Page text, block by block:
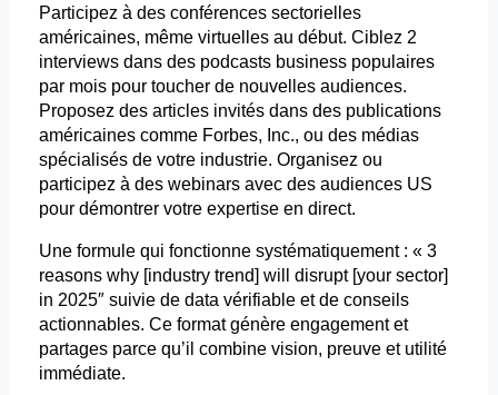
Participez à des conférences sectorielles
américaines, même virtuelles au début. Ciblez 2
interviews dans des podcasts business populaires
par mois pour toucher de nouvelles audiences.
Proposez des articles invités dans des publications
américaines comme Forbes, Inc., ou des médias
spécialisés de votre industrie. Organisez ou
participez à des webinars avec des audiences US
pour démontrer votre expertise en direct.
Une formule qui fonctionne systématiquement : « 3
reasons why[industrytrend] will disrupt[your sector]
in 2025″ suivie de data vérifiable et de conseils
actionnables. Ce format génère engagement et
partages parce qu’il combine vision, preuve et utilité
immédiate.